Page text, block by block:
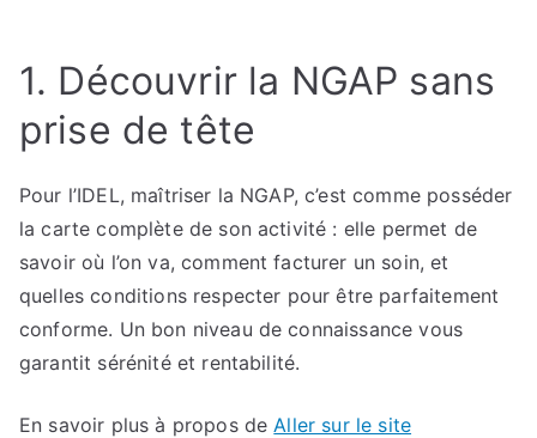
moyens
en
libéral
grâce
1. Découvrir la NGAP sans
prise de tête
Pour l’IDEL, maîtriser la NGAP, c’est comme posséder
la carte complète de son activité : elle permet de
savoir où l’on va, comment facturer un soin, et
quelles conditions respecter pour être parfaitement
conforme. Un bon niveau de connaissance vous
garantit sérénité et rentabilité.
En savoir plus à propos deAller sur le site